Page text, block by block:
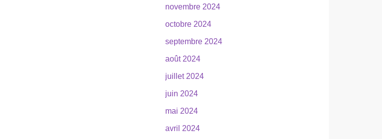
novembre 2024
octobre 2024
septembre 2024
août 2024
juillet 2024
juin 2024
mai 2024
avril 2024